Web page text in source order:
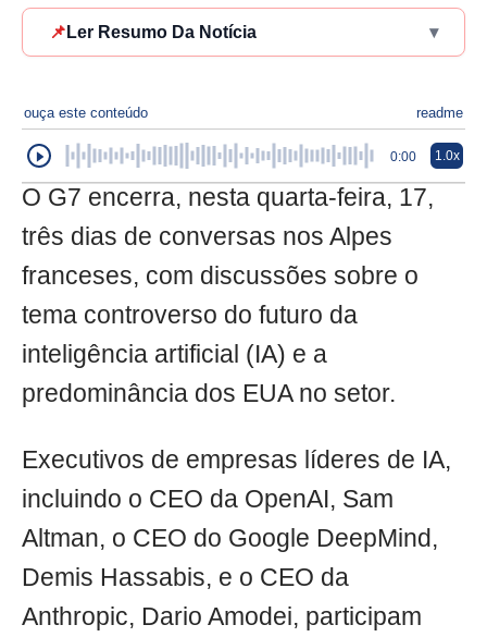
📌 Ler Resumo Da Notícia ▾
ouça este conteúdo readme
0:00 1.0x
O G7 encerra, nesta quarta-feira, 17,
três dias de conversas nos Alpes
franceses, com discussões sobre o
tema controverso do futuro da
inteligência artificial (IA) e a
predominância dos EUA no setor.
Executivos de empresas líderes de IA,
incluindo o CEO da OpenAI, Sam
Altman, o CEO do Google DeepMind,
Demis Hassabis, e o CEO da
Anthropic, Dario Amodei, participam